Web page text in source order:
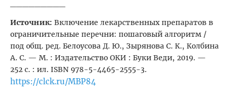
Источник: Включение лекарственных препаратов в
ограничительные перечни: пошаговый алгоритм /
под общ. ред. Белоусова Д. Ю., Зырянова С. К., Колбина
А. С. — М. : Издательство ОКИ : Буки Веди, 2019. —
252 с. : ил. ISBN 978-5-4465-2555-3.
https://clck.ru/MBP84